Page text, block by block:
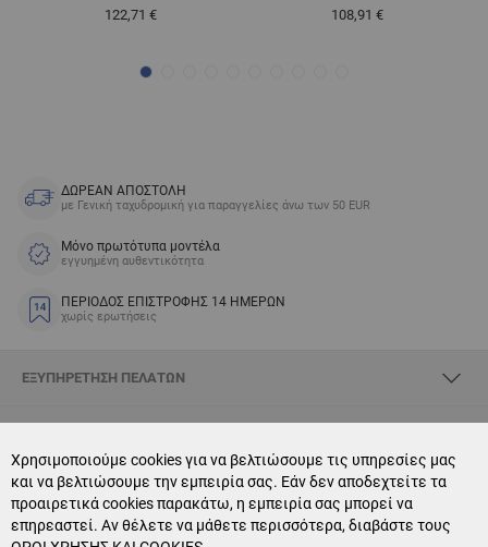
Χρησιμοποιούμε cookies για να βελτιώσουμε τις υπηρεσίες μας
και να βελτιώσουμε την εμπειρία σας. Εάν δεν αποδεχτείτε τα
προαιρετικά cookies παρακάτω, η εμπειρία σας μπορεί να
επηρεαστεί. Αν θέλετε να μάθετε περισσότερα, διαβάστε τους
122,71 € 108,91 €
ΔΩΡΕΑΝ ΑΠΟΣΤΟΛΗ
με Γενική ταχυδρομική για παραγγελίες άνω των 50 EUR
Μόνο πρωτότυπα μοντέλα
εγγυημένη αυθεντικότητα
ΠΕΡΙΟΔΟΣ ΕΠΙΣΤΡΟΦΗΣ 14 ΗΜΕΡΩΝ
χωρίς ερωτήσεις
ΕΞΥΠΗΡΈΤΗΣΗ ΠΕΛΑΤΏΝ
CONTACT US